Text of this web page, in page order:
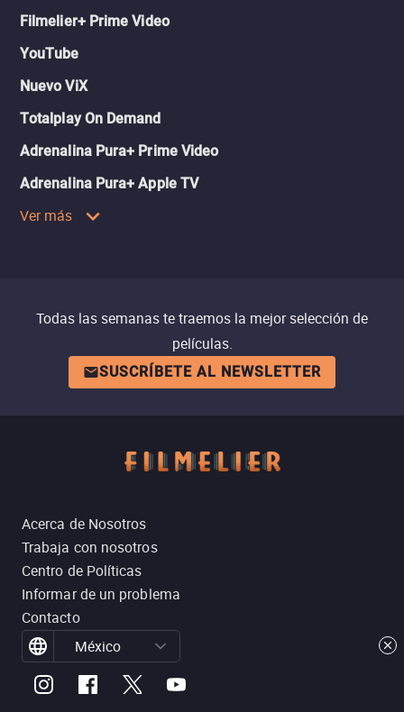
Filmelier+ Prime Video
YouTube
Nuevo ViX
Totalplay On Demand
Adrenalina Pura+ Prime Video
Adrenalina Pura+ Apple TV
Ver más
Todas las semanas te traemos la mejor selección de
películas.
SUSCRÍBETE AL NEWSLETTER
Acerca de Nosotros
Trabaja con nosotros
Centro de Políticas
Informar de un problema
Contacto
México